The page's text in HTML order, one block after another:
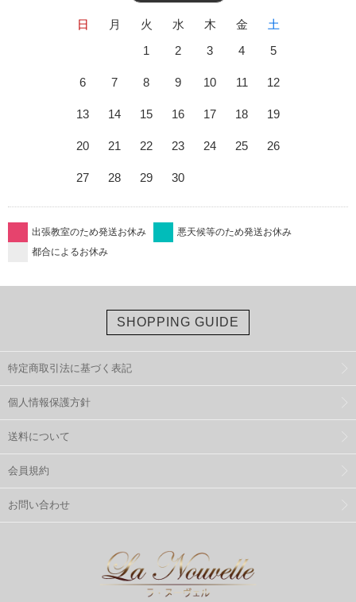
日 月 火 水 木 金
土
1
2 3 4 5
6 7 8 9 10 11 12
13 14 15 16 17 18 19
20 21 22 23 24 25 26
27 28 29 30
出張教室のため発送お休み
悪天候等のため発送お休み
都合によるお休み
SHOPPING GUIDE
特定商取引法に基づく表記
個人情報保護方針
送料について
会員規約
お問い合わせ